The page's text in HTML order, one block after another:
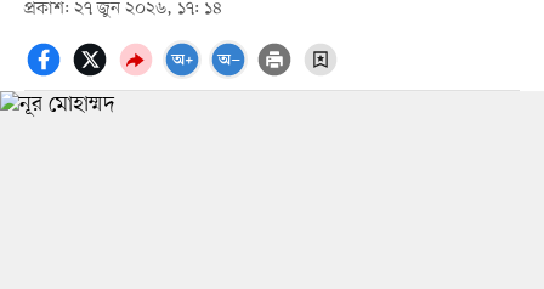
প্রকাশ: ২৭ জুন ২০২৬, ১৭: ১৪